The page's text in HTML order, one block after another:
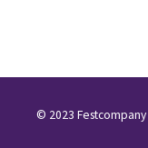
© 2023 Festcompany